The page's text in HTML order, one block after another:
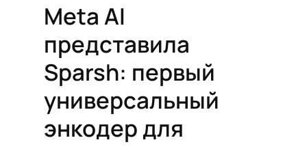
Meta AI
представила
Sparsh: первый
универсальный
энкодер для